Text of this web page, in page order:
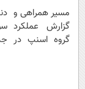
مسیر همراهی و
گزارش عملکرد
گروه اسنپ در